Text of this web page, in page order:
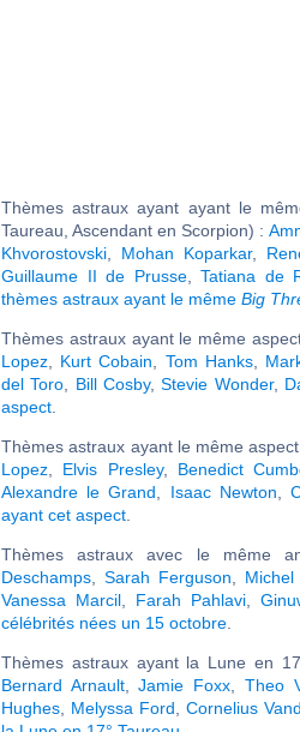
Thèmes astraux ayant ayant le
Taureau, Ascendant en Scorpion) :
Khvorostovski
Mohan Koparkar,
Guillaume II de Prusse,Tatiana de
thèmes astraux ayant le même Big
Thèmes astraux ayant le même
Lopez
Kurt Cobain Tom Hanks,
del Toro
Bill Cosby,Stevie Wonder,
aspect
Thèmes astraux ayant le même
Lopez
Elvis Presley, Benedict
Alexandre le Grand
Isaac Newton ,
ayant cet aspect
Thèmes astraux avec le même
Deschamps
Sarah Ferguson
Vanessa Marcil
Farah Pahlavi ,
célébrités nées un 15 octobre
Thèmes astraux ayant la Lune en
Bernard Arnault,Jamie Foxx Theo
Hughes
Melyssa Ford Cornelius